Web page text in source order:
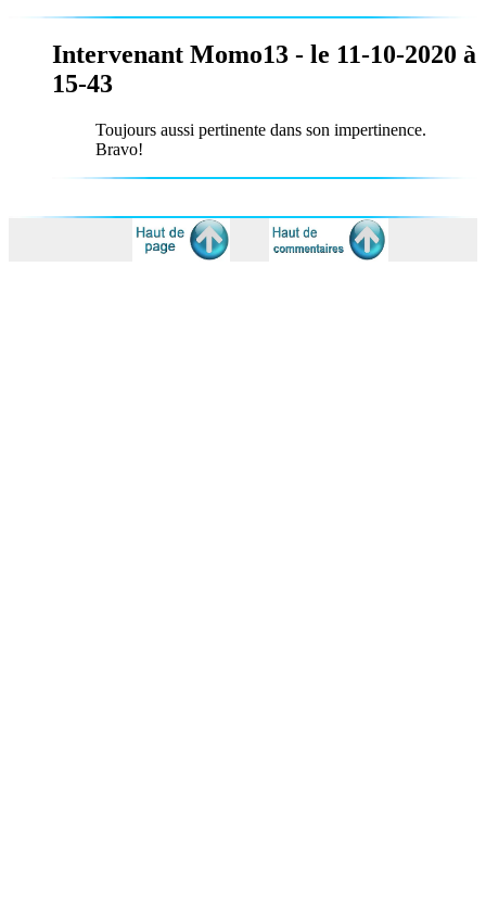
Intervenant Momo13 - le 11-10-2020 à
15-43
Toujours aussi pertinente dans son impertinence.
Bravo!